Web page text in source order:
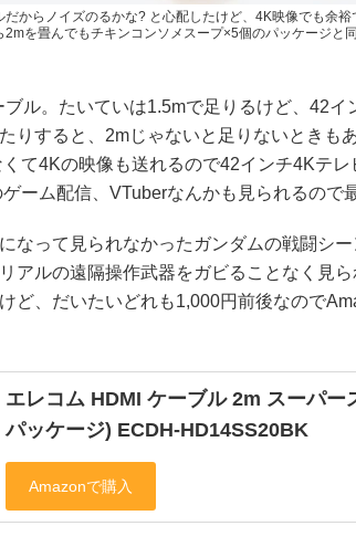
だからノイズのるかな? と心配したけど、4K映像でも余裕
を畳んでもチキンコンソメスープ×5個のパッケージと
ル。たいていは1.5mで足りるけど、42イ
りすると、2mじゃないと足りないときも
て4Kの映像も送れるので42インチ4Kテレ
ーム配信、VTuberなんかも見られるので
なって見られなかったガンダムの戦闘シ
アルの遠隔操作武器をガビることなく見
ど、だいたいどれも1,000円前後なので
エレコム HDMI ケーブル 2m スーパー
パッケージ) ECDH-HD14SS20BK